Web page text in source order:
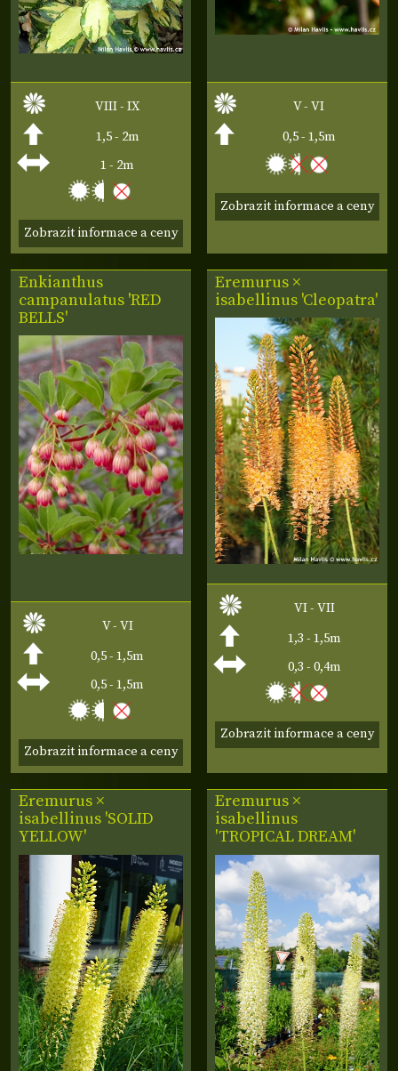
VIII - IX
1,5 - 2m
1 - 2m
Zobrazit informace a ceny
V - VI
0,5 - 1,5m
Zobrazit informace a ceny
Enkianthus
campanulatus 'RED
BELLS'
V - VI
0,5 - 1,5m
0,5 - 1,5m
Zobrazit informace a ceny
Eremurus ×
isabellinus 'Cleopatra'
VI - VII
1,3 - 1,5m
0,3 - 0,4m
Zobrazit informace a ceny
Eremurus ×
isabellinus 'SOLID
YELLOW'
Eremurus ×
isabellinus
'TROPICAL DREAM'